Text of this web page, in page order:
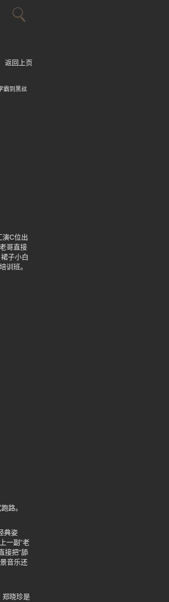
返回上页
霸到黑丝
演C位出
哥直接
子小白
训班。
路。
典姿
一副“老
接把“舔
音乐还
郑晓珍是